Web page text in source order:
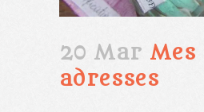
20 Mar Mes
adresses